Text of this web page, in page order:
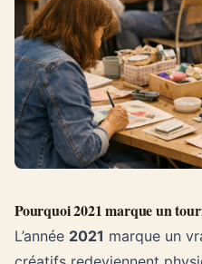
Pourquoi 2021 marque un
L’année 2021 marque un